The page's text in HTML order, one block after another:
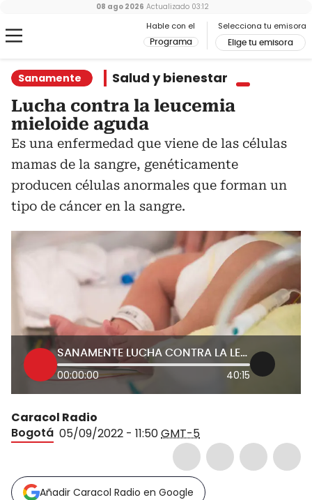
Hable con el
Programa
Selecciona tu emisora
Elige tu emisora
08 ago 2026 Actualizado 03:12
Sanamente Salud y bienestar
Lucha contra la leucemia
mieloide aguda
Es una enfermedad que viene de las células
mamas de la sangre, genéticamente
producen células anormales que forman un
tipo de cáncer en la sangre.
SANAMENTE LUCHA CONTRA LA LEUCEMIA MIELOIDE AGUDA 02 DE SEPTIEMBRE
00:00:00 40:15
Caracol Radio
Bogotá 05/09/2022 - 11:50GMT-5
Añadir Caracol Radio en Google